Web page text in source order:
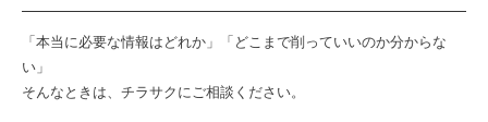
「本当に必要な情報はどれか」「どこまで削っていいのか分からな
い」
そんなときは、チラサクにご相談ください。